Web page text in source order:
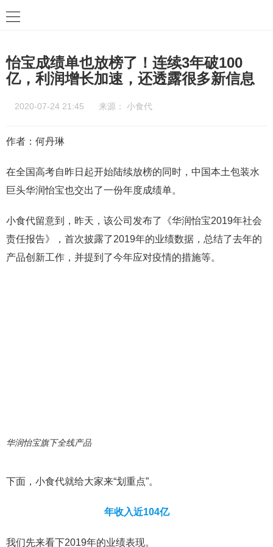
怡宝成绩单也放榜了！连续3年破100
亿，利润增长加速，还透露很多新信息
2020-07-24 21:45 来源： 小食代
作者：何丹琳
在全国高考自昨日起开始陆续放榜的同时，中国本土包装水
巨头华润怡宝也交出了一份年度成绩单。
小食代留意到，昨天，该公司发布了《华润怡宝2019年社会
责任报告》，首次披露了2019年的业绩数据，总结了去年的
产品创新工作，并提到了今年应对疫情的措施等。
华润怡宝旗下全线产品
下面，小食代就给大家来“划重点”。
年收入近104亿
我们先来看下2019年的业绩表现。